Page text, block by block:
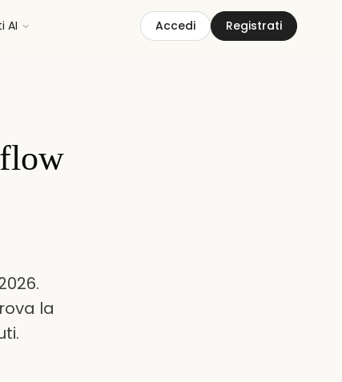
AI Accedi Registrati
la